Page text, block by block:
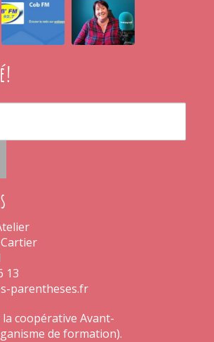
!
13
parentheses.fr
coopérative Avant-
de formation).